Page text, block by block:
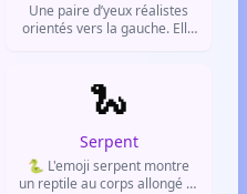
Une paire d’yeux réalistes
orientés vers la gauche. Elle
l’intérêt intense, souvent
dans un contexte de potins
ou de découvertes.
🐍
Serpent
🐍 L'emoji serpent montre
un reptile au corps allongé et